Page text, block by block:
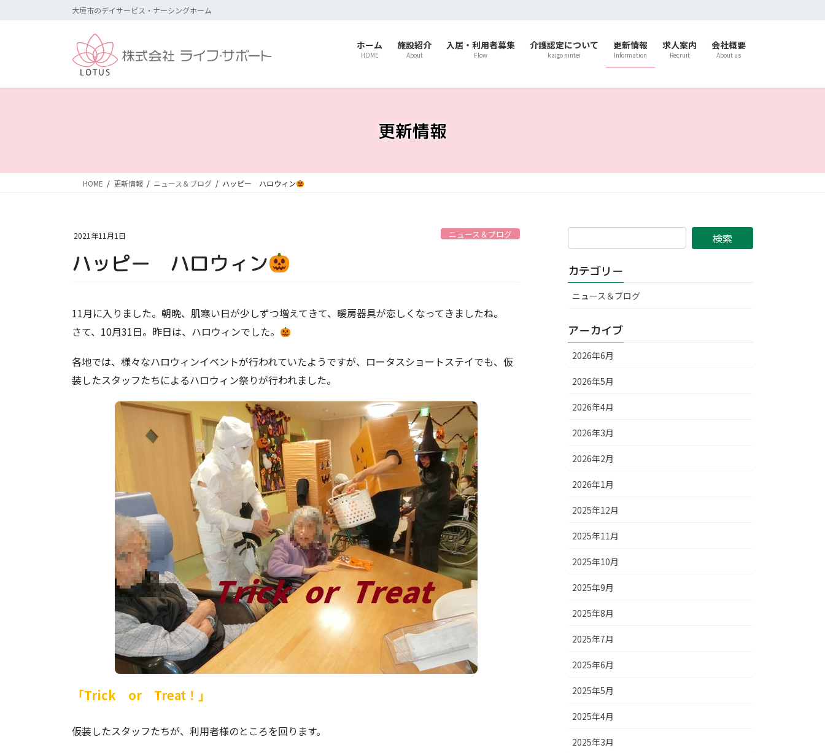
ン
ビ
大垣市のデイサービス・ナーシングホーム
ホーム
HOME
施設紹介
About
入居・利用者募集
Flow
介護認定について
kaigo nintei
更新情報
Information
求人案内
Recruit
会社概要
About us
更新情報
HOME 更新情報 ニュース＆ブログ ハッピー ハロウィン
2021年11月1日 ニュース＆ブログ
ハッピー ハロウィン
11月に入りました。朝晩、肌寒い日が少しずつ増えてきて、暖房器具が恋しくなってきましたね。
さて、10月31日。昨日は、ハロウィンでした。
各地では、様々なハロウィンイベントが行われていたようですが、ロータスショートステイでも、仮
装したスタッフたちによるハロウィン祭りが行われました。
「Trick or Treat！」
仮装したスタッフたちが、利用者様のところを回ります。
カテゴリー
ニュース＆ブログ
アーカイブ
2026年6月
2026年5月
2026年4月
2026年3月
2026年2月
2026年1月
2025年12月
2025年11月
2025年10月
2025年9月
2025年8月
2025年7月
2025年6月
2025年5月
2025年4月
2025年3月